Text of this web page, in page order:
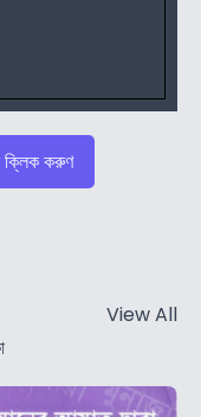
ক্লিক করুণ
View All